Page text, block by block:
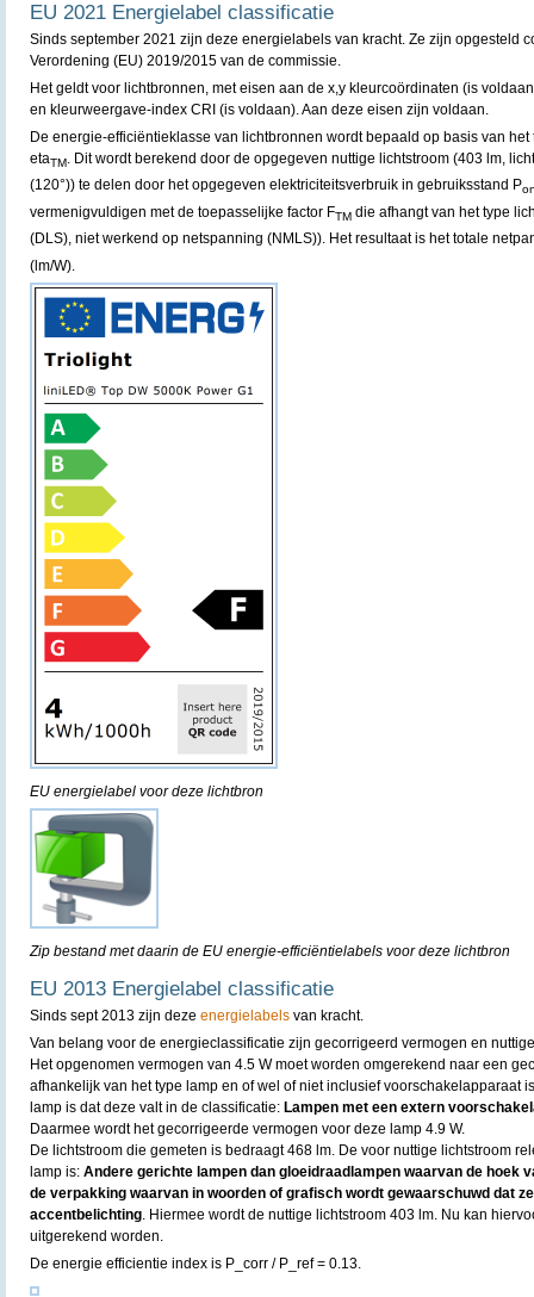
EU 2021 Energielabel classificatie
Sinds september 2021 zijn deze energielabels van kracht. Ze zijn opgesteld
Verordening (EU) 2019/2015 van de commissie.
Het geldt voor lichtbronnen, met eisen aan de x,y kleurcoördinaten (is
en kleurweergave-index CRI (is voldaan). Aan deze eisen zijn voldaan.
De energie-efficiëntieklasse van lichtbronnen wordt bepaald op basis van
etaTM. Dit wordt berekend door de opgegeven nuttige lichtstroom (403 lm,
(120°)) te delen door het opgegeven elektriciteitsverbruik in gebruiksstand P
vermenigvuldigen met de toepasselijke factor FTM die afhangt van het type
(DLS), niet werkend op netspanning (NMLS)). Het resultaat is het totale
(lm/W).
EU energielabel voor deze lichtbron
Zip bestand met daarin de EU energie-efficiëntielabels voor deze lichtbron
EU 2013 Energielabel classificatie
Sinds sept 2013 zijn deze energielabels van kracht.
Van belang voor de energieclassificatie zijn gecorrigeerd vermogen en
Het opgenomen vermogen van 4.5 W moet worden omgerekend naar een
afhankelijk van het type lamp en of wel of niet inclusief voorschakelapparaat
lamp is dat deze valt in de classificatie: Lampen met een extern
Daarmee wordt het gecorrigeerde vermogen voor deze lamp 4.9 W.
De lichtstroom die gemeten is bedraagt 468 lm. De voor nuttige lichtstroom
lamp is: Andere gerichte lampen dan gloeidraadlampen waarvan de hoek
de verpakking waarvan in woorden of grafisch wordt gewaarschuwd dat
accentbelichting . Hiermee wordt de nuttige lichtstroom 403 lm. Nu kan
uitgerekend worden.
De energie efficientie index is P_corr / P_ref = 0.13.